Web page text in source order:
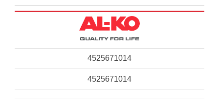
4525671014
4525671014